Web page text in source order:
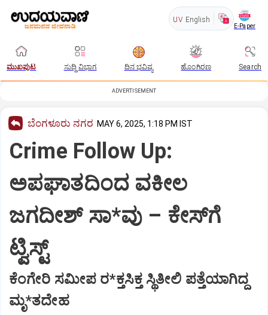
UV English
E-Paper
ಮುಖಪುಟ ಸುದ್ದಿ ವಿಭಾಗ ದಿನ ಭವಿಷ್ಯ ಹೊಂಗಿರಣ Search
ADVERTISEMENT
ಬೆಂಗಳೂರು ನಗರ MAY 6, 2025, 1:18 PM IST
Crime Follow Up:
ಅಪಘಾತದಿಂದ ವಕೀಲ
ಜಗದೀಶ್‌ ಸಾ*ವು‌ – ಕೇಸ್‌ಗೆ
ಟ್ವಿಸ್ಟ್
ಕೆಂಗೇರಿ ಸಮೀಪ ರ*ಕ್ತಸಿಕ್ತ ಸ್ಥಿತೀಲಿ ಪತ್ತೆಯಾಗಿದ್ದ
ಮೃ*ತದೇಹ